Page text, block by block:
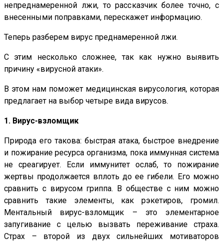
непреднамеренной лжи, то рассказчик более точно, с
внесенными поправками, перескажет информацию.
Теперь разберем вирус преднамеренной лжи.
С этим несколько сложнее, так как нужно выявить
причину «вирусной атаки».
В этом нам поможет медицинская вирусология, которая
предлагает на выбор четыре вида вирусов.
1. Вирус-взломщик
Природа его такова: быстрая атака, быстрое внедрение
и пожирание ресурса организма, пока иммунная система
не среагирует. Если иммунитет ослаб, то пожирание
жертвы продолжается вплоть до ее гибели. Его можно
сравнить с вирусом гриппа. В обществе с ним можно
сравнить такие элементы, как рэкетиров, громил.
Ментальный вирус-взломщик – это элементарное
запугивание с целью вызвать переживание страха.
Страх – второй из двух сильнейших мотиваторов